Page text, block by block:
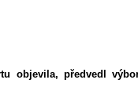
objevila, předvedl